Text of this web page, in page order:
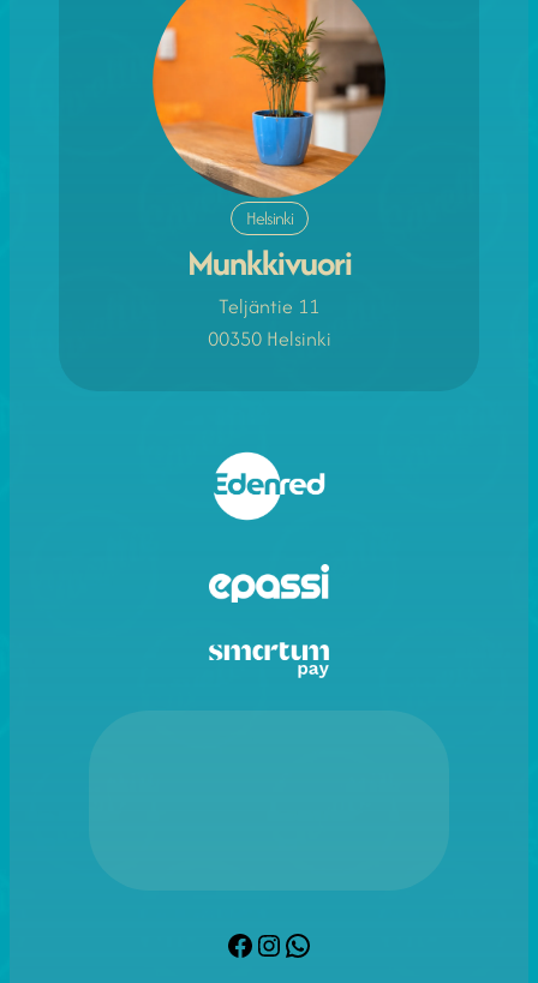
Helsinki
Munkkivuori
Teljäntie 11
00350 Helsinki
Facebook
Instagram
WhatsApp